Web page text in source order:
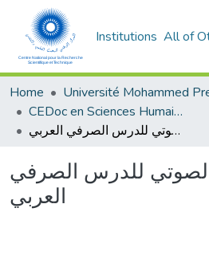
Institutions All of
Home
CEDoc en Sciences Humaines, Sciences Sociales et Sciences de l’Education
التفسير الصوتي للدرس الصرفي العربي
للدرس الصرفي
العربي